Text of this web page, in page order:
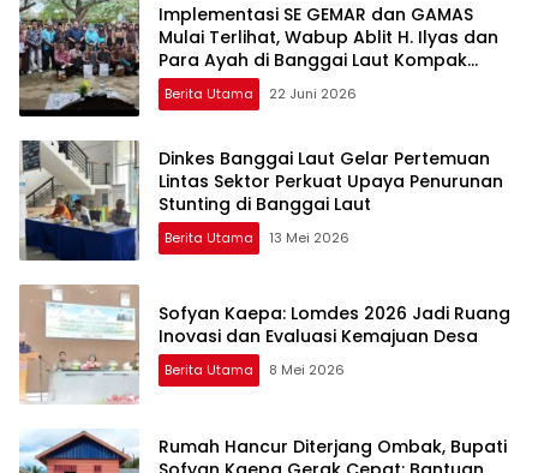
Implementasi SE GEMAR dan GAMAS
Mulai Terlihat, Wabup Ablit H. Ilyas dan
Para Ayah di Banggai Laut Kompak
Ambil Rapor Anak
Berita Utama 22 Juni 2026
Dinkes Banggai Laut Gelar Pertemuan
Lintas Sektor Perkuat Upaya Penurunan
Stunting di Banggai Laut
Berita Utama 13 Mei 2026
Sofyan Kaepa: Lomdes 2026 Jadi Ruang
Inovasi dan Evaluasi Kemajuan Desa
Berita Utama 8 Mei 2026
Rumah Hancur Diterjang Ombak, Bupati